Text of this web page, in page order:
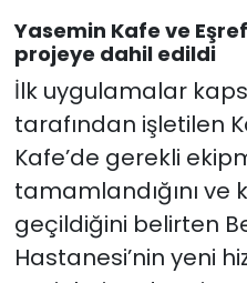
Yasemin Kafe ve
projeye dahil edildi
İlk uygulamalar
tarafından işletilen
Kafe’de gerekli
tamamlandığını ve
geçildiğini belirten
Hastanesi’nin yeni